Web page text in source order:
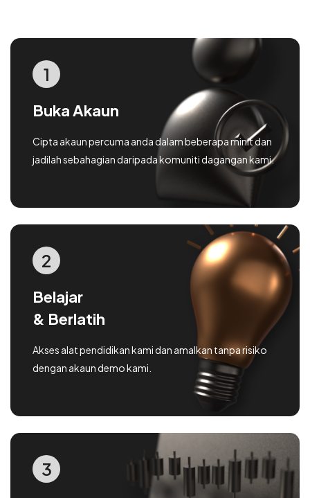
1
Buka Akaun
Cipta akaun percuma anda dalam beberapa minit dan
jadilah sebahagian daripada komuniti dagangan kami.
2
Belajar
& Berlatih
Akses alat pendidikan kami dan amalkan tanpa risiko
dengan akaun demo kami.
3